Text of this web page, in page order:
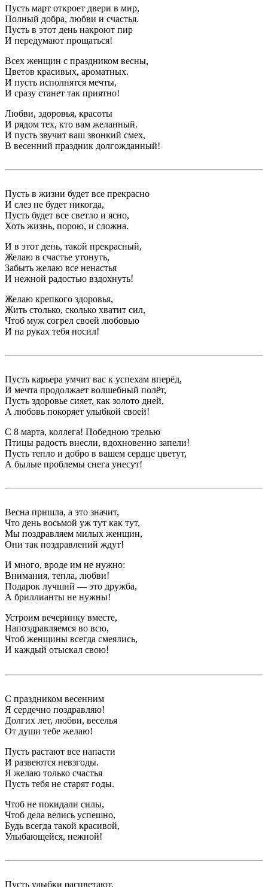
Пусть март откроет двери в мир,
Полный добра, любви и счастья.
Пусть в этот день накроют пир
И передумают прощаться!
Всех женщин с праздником весны,
Цветов красивых, ароматных.
И пусть исполнятся мечты,
И сразу станет так приятно!
Любви, здоровья, красоты
И рядом тех, кто вам желанный.
И пусть звучит ваш звонкий смех,
В весенний праздник долгожданный!
Пусть в жизни будет все прекрасно
И слез не будет никогда,
Пусть будет все светло и ясно,
Хоть жизнь, порою, и сложна.
И в этот день, такой прекрасный,
Желаю в счастье утонуть,
Забыть желаю все ненастья
И нежной радостью вздохнуть!
Желаю крепкого здоровья,
Жить столько, сколько хватит сил,
Чтоб муж согрел своей любовью
И на руках тебя носил!
Пусть карьера умчит вас к успехам вперёд,
И мечта продолжает волшебный полёт,
Пусть здоровье сияет, как золото дней,
А любовь покоряет улыбкой своей!
С 8 марта, коллега! Победною трелью
Птицы радость внесли, вдохновенно запели!
Пусть тепло и добро в вашем сердце цветут,
А былые проблемы снега унесут!
Весна пришла, а это значит,
Что день восьмой уж тут как тут,
Мы поздравляем милых женщин,
Они так поздравлений ждут!
И много, вроде им не нужно:
Внимания, тепла, любви!
Подарок лучший — это дружба,
А бриллианты не нужны!
Устроим вечеринку вместе,
Напоздравляемся во всю,
Чтоб женщины всегда смеялись,
И каждый отыскал свою!
С праздником весенним
Я сердечно поздравляю!
Долгих лет, любви, веселья
От души тебе желаю!
Пусть растают все напасти
И развеются невзгоды.
Я желаю только счастья
Пусть тебя не старят годы.
Чтоб не покидали силы,
Чтоб дела велись успешно,
Будь всегда такой красивой,
Улыбающейся, нежной!
Пусть улыбки расцветают,